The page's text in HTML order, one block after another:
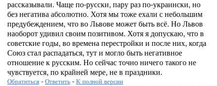
рассказывали. Чаще по-русски, пару раз по-украински, но
без негатива абсолютно. Хотя мы тоже ехали с небольшим
предубеждением, что во Львове может быть всё. Но Львов
наоборот удивил своим позитивом. Хотя я допускаю, что в
советские годы, во времена перестройки и после них, когда
Союз стал распадаться, тут и могло быть негативное
отношение к русским. Но сейчас точно ничего такого не
чувствуется, по крайней мере, не в праздники.
Обратиться - Ответить - К полной версии